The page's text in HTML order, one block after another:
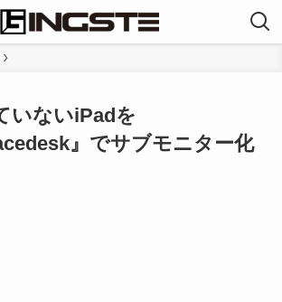
いないiPadを
』でサブモニター化